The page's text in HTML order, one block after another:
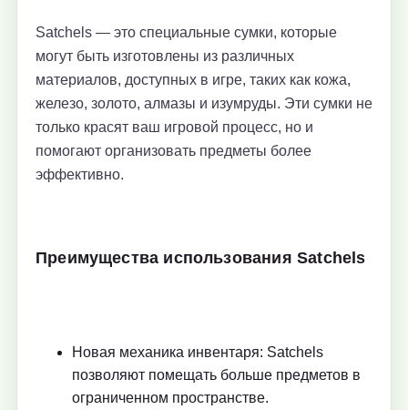
Satchels — это специальные сумки, которые
могут быть изготовлены из различных
материалов, доступных в игре, таких как кожа,
железо, золото, алмазы и изумруды. Эти сумки не
только красят ваш игровой процесс, но и
помогают организовать предметы более
эффективно.
Преимущества использования Satchels
Новая механика инвентаря: Satchels
позволяют помещать больше предметов в
ограниченном пространстве.